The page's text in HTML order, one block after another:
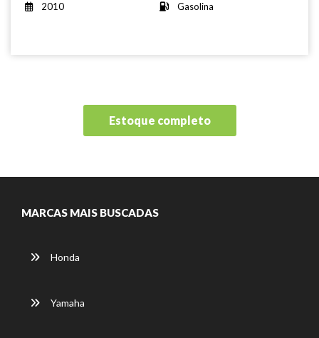
2010
Gasolina
Estoque completo
MARCAS MAIS BUSCADAS
Honda
Yamaha